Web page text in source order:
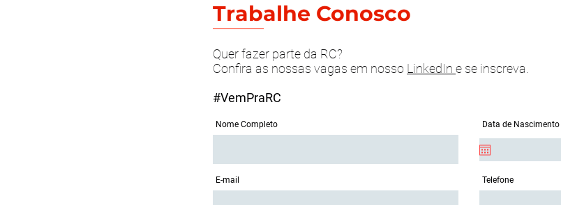
Trabalhe Conosco
Quer fazer parte da RC?
Confira as nossas vagas em nosso LinkedIn e se inscreva.
#VemPraRC
Nome Completo
E-mail
Data de Nascimento
Telefone